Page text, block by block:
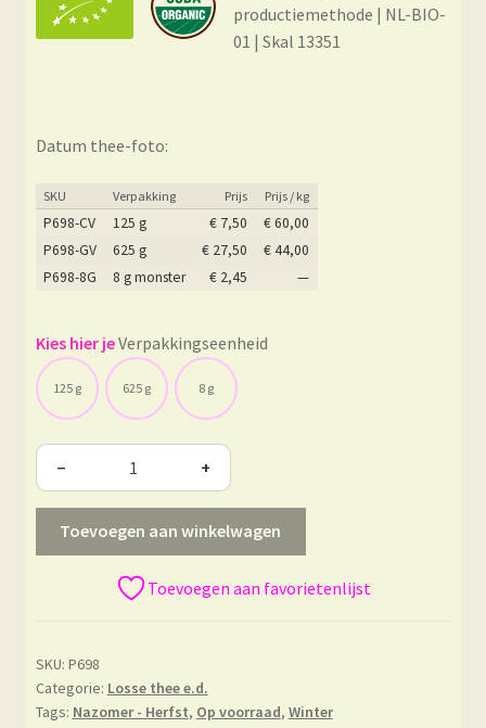
productiemethode | NL-BIO-
01 | Skal 13351
Datum thee-foto:
SKU Verpakking Prijs Prijs / kg
P698-CV 125 g € 7,50 €60,00
P698-GV
625 g € 27,50 €44,00
P698-8G
8 g monster € 2,45 —
Verpakkingseenheid
125 g 625 g 8 g
− +
Toevoegen aan winkelwagen
Toevoegen aan favorietenlijst
SKU: P698
Categorie: Losse thee e.d.
Tags: Nazomer - Herfst, Op voorraad, Winter